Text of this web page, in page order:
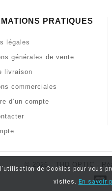
PRATIQUES
légales
générales de vente
livraison
commerciales
d’un compte
© 2026 - THD OPTIC -
de Cookies pour
visites. En savoir